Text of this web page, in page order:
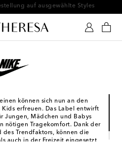
auf ausgewählte Styles
können sich nun an den
erfreuen. Das Label entwirft
Jungen, Mädchen und Babys
nötigen Tragekomfort. Dank der
Trendfaktors, können die
auch in der Freizeit eingesetzt